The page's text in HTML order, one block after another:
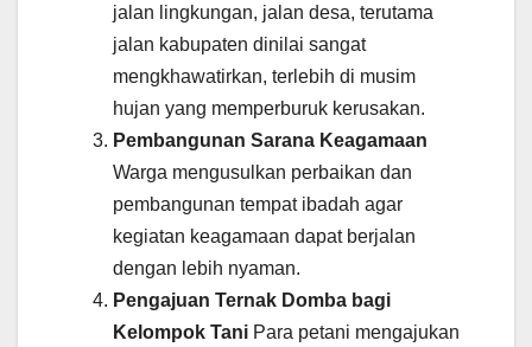
jalan lingkungan, jalan desa, terutama
jalan kabupaten dinilai sangat
mengkhawatirkan, terlebih di musim
hujan yang memperburuk kerusakan.
Pembangunan Sarana Keagamaan
Warga mengusulkan perbaikan dan
pembangunan tempat ibadah agar
kegiatan keagamaan dapat berjalan
dengan lebih nyaman.
Pengajuan Ternak Domba bagi
Kelompok Tani Para petani mengajukan